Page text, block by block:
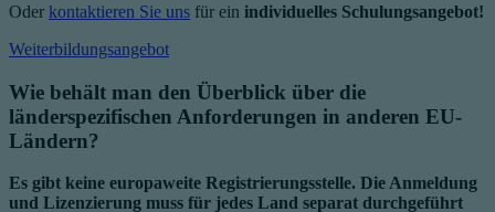
Oder kontaktieren Sie uns für ein individuelles Schulungsangebot!
Weiterbildungsangebot
Wie behält man den Überblick über die
länderspezifischen Anforderungen in anderen EU-
Ländern?
Es gibt keine europaweite Registrierungsstelle. Die Anmeldung
und Lizenzierung muss für jedes Land separat durchgeführt